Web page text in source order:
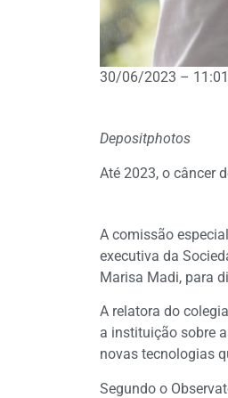
30/06/2023 – 11:01
Depositphotos
Até 2023, o câncer
A comissão
executiva da
Marisa Madi, para
A relatora do
a instituição sobre
novas tecnologias
Segundo o